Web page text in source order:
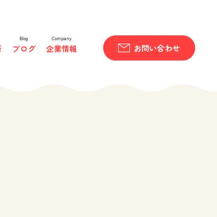
Blog
ブログ
Company
企業情報 お問い合わせ